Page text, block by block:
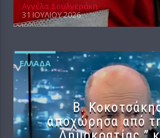
Αγγέλα Δουλγεράκη
31 ΙΟΥΛΊΟΥ 2026
ΕΛΛΆΔΑ
Β.
αποχώρησα από